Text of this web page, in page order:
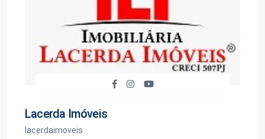
Lacerda Imóveis
lacerdaimoveis